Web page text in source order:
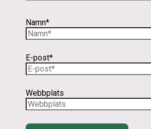
Namn*
E-post*
Webbplats